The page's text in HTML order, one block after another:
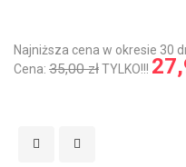
Najniższa cena w okresie 30
Cena: 35,00 złTYLKO!!!